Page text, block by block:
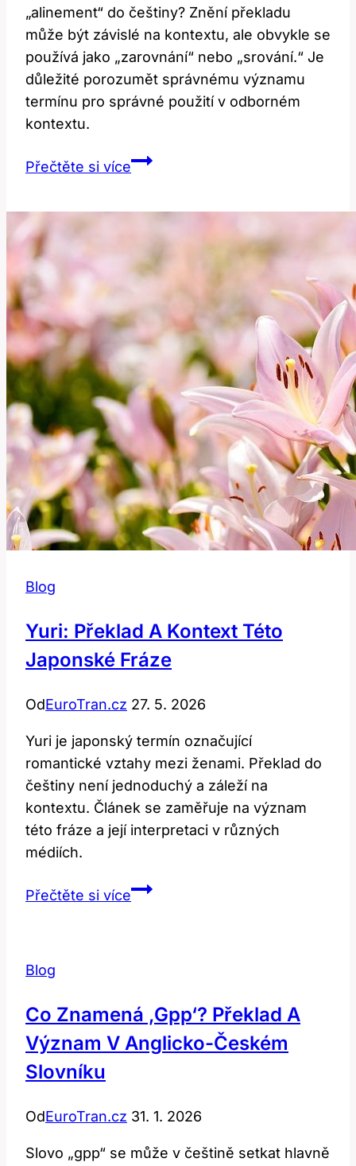
„alinement“ do češtiny? Znění překladu
může být závislé na kontextu, ale obvykle se
používá jako „zarovnání“ nebo „srování.“ Je
důležité porozumět správnému významu
termínu pro správné použití v odborném
kontextu.
Přečtěte si víceAlinement:
tento
technický
Blog
Yuri: Překlad A Kontext Této
Japonské Fráze
OdEuroTran.cz 27. 5. 2026
Yuri je japonský termín označující
romantické vztahy mezi ženami. Překlad do
češtiny není jednoduchý a záleží na
kontextu. Článek se zaměřuje na význam
této fráze a její interpretaci v různých
médiích.
Přečtěte si víceYuri:
Fráze
Blog
Co Znamená ‚gpp‘? Překlad A
Význam V Anglicko-Českém
Slovníku
OdEuroTran.cz 31. 1. 2026
Slovo „gpp“ se může v češtině setkat hlavně